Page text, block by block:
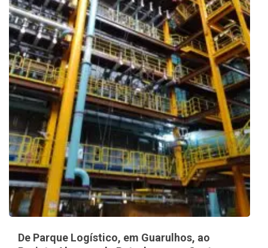
De Parque Logístico, em Guarulhos, ao